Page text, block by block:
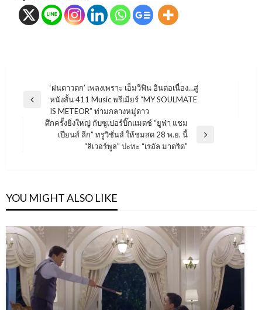
แนะแนว
เรื่อง
Previous
‘ฝนดาวตก’ เพลงเพราะ เอ็มวีฟิน อินต่อเนื่อง…สู่
หนังสั้น 411 Music พรีเมียร์ “MY SOULMATE
IS METEOR” ท่ามกลางหมู่ดาว
ศึกครั้งยิ่งใหญ่ กับซูเปอร์บิ๊กแมตช์ “ยูฟ่า แชม
เปียนส์ ลีก” ทรูวิชั่นส์ ให้ชมสด 28 พ.ย. นี้
“ลิเวอร์พูล” ปะทะ “เรอัล มาดริด”
YOU MIGHT ALSO LIKE